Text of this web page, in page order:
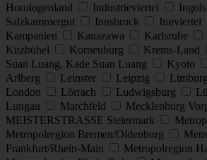
Horologenland
Industrieviertel
Salzkammergut
Innsbruck Innviertel
Kampanien
Kanazawa Karlsruhe
Kitzbühel
Korneuburg Krems-Land
Suan Luang, Kade Suan Luang
Kyoto
Arlberg
Leinster Leipzig Limburg
London
Lörrach Ludwigsburg
Lungau
Marchfeld
Mecklenburg
MEISTERSTRASSE Steiermark
Metropolregion Bremen/Oldenburg
Frankfurt/Rhein-Main
Metropolregion